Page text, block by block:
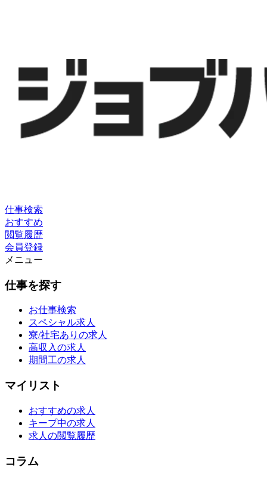
仕事検索
おすすめ
閲覧履歴
会員登録
メニュー
仕事を探す
お仕事検索
スペシャル求人
寮/社宅ありの求人
高収入の求人
期間工の求人
マイリスト
おすすめの求人
キープ中の求人
求人の閲覧履歴
コラム